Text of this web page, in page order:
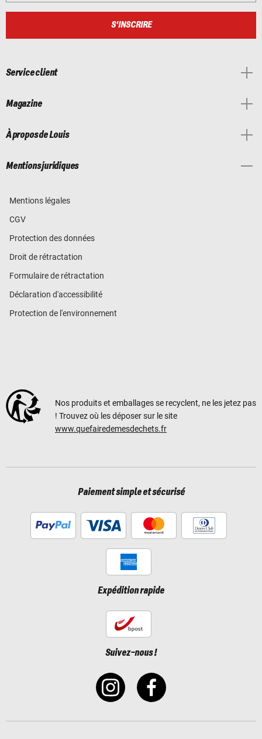
S'INSCRIRE
Service client
Magazine
À propos de Louis
Mentions juridiques
Mentions légales
CGV
Protection des données
Droit de rétractation
Formulaire de rétractation
Déclaration d'accessibilité
Protection de l'environnement
Nos produits et emballages se recyclent, ne les jetez pas
! Trouvez où les déposer sur le site
www.quefairedemesdechets.fr
Paiement simple et sécurisé
Expédition rapide
Suivez-nous !